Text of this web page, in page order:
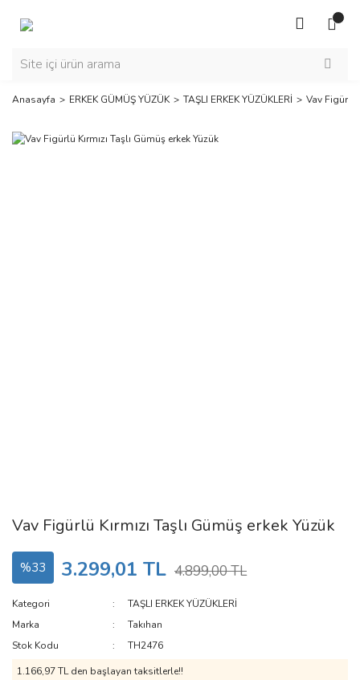
Anasayfa ERKEK GÜMÜŞ YÜZÜK TAŞLI ERKEK YÜZÜKLERİ Vav Figürlü
Vav Figürlü Kırmızı Taşlı Gümüş erkek Yüzük
%33 3.299,01 TL 4.899,00 TL
Kategori
TAŞLI ERKEK YÜZÜKLERİ
Marka
Takıhan
Stok Kodu
TH2476
1.166,97 TL den başlayan taksitlerle!!